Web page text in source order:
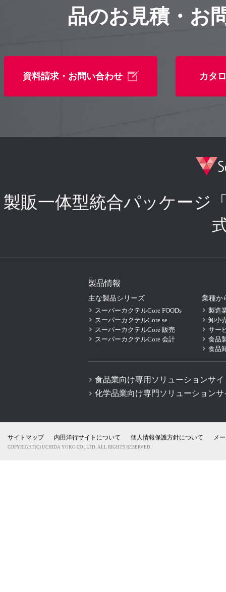
品のお見積・お
資料請求・お問い合わせ カタ
製販一体型統合パッケージ
製品情報
主な製品シリーズ
スーパーカクテルCore FOODs
スーパーカクテルCore se
スーパーカクテルCore 販売
スーパーカクテルCore 会計
業種か
製造
卸小
サー
食品
食品
食品業向け専用ソリューションサイ
化学品業向け専門ソリューションサ
サイトマップ 内田洋行サイトについて 個人情報保護方針について メ
COPYRIGHT(C) UCHIDA YOKO CO., LTD. ALL RIGHTS RESERVED.